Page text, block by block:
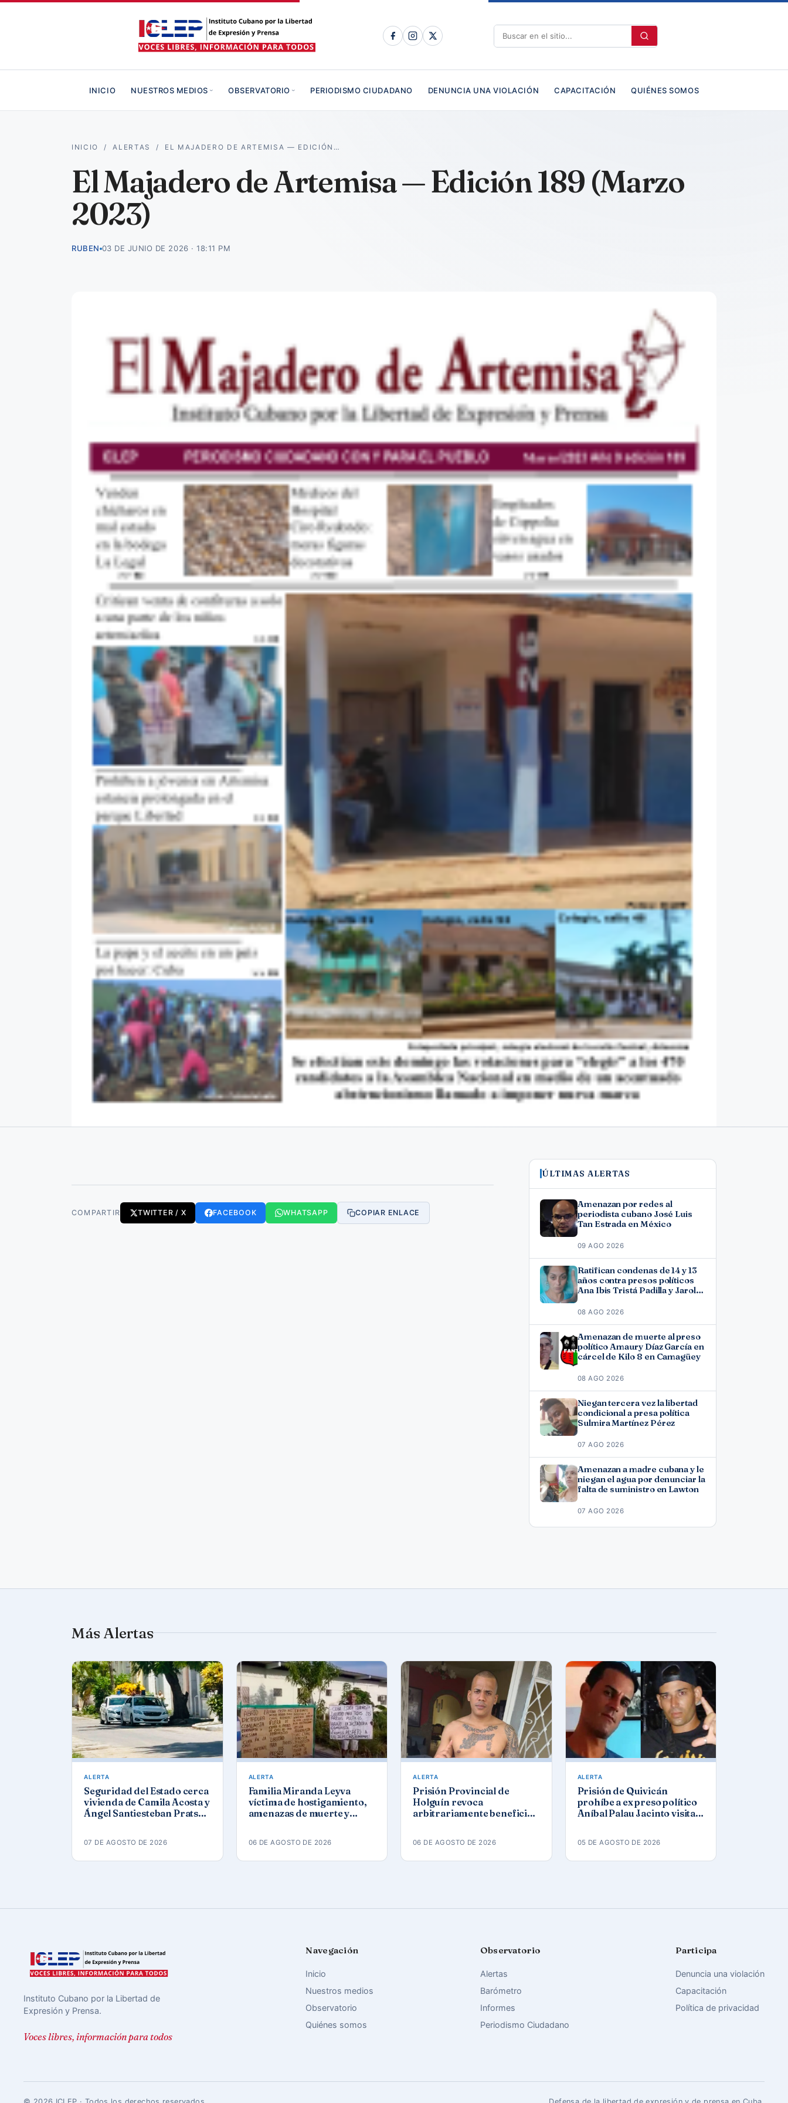
INICIO NUESTROS MEDIOS OBSERVATORIO PERIODISMO CIUDADANO DENUNCIA UNA VIOLACIÓN CAPACITACIÓN QUIÉNES SOMOS
INICIO /ALERTAS / EL MAJADERO DE ARTEMISA — EDICIÓN…
El Majadero de Artemisa — Edición 189 (Marzo
2023)
RUBEN 03 DE JUNIO DE 2026 · 18:11 PM
COMPARTIR TWITTER / X FACEBOOK WHATSAPP COPIAR ENLACE
ÚLTIMAS ALERTAS
Amenazan por redes al
periodista cubano José Luis
Tan Estrada en México
09 AGO 2026
Ratifican condenas de 14 y 13
años contra presos políticos
Ana Ibis Tristá Padilla y Jarol
08 AGO 2026
Amenazan de muerte al preso
político Amaury Díaz García en
cárcel de Kilo 8 en Camagüey
08 AGO 2026
Niegan tercera vez la libertad
condicional a presa política
Sulmira Martínez Pérez
07 AGO 2026
Amenazan a madre cubana y le
niegan el agua por denunciar la
falta de suministro en Lawton
07 AGO 2026
Más Alertas
ALERTA
Seguridad del Estado cerca
vivienda de Camila Acosta y
Ángel Santiesteban Prats
07 DE AGOSTO DE 2026
ALERTA
Familia Miranda Leyva
víctima de hostigamiento,
amenazas de muerte y
06 DE AGOSTO DE 2026
ALERTA
Prisión Provincial de
Holguín revoca
arbitrariamente beneficios
06 DE AGOSTO DE 2026
ALERTA
Prisión de Quivicán
prohíbe a ex preso político
Aníbal Palau Jacinto visitar
05 DE AGOSTO DE 2026
Instituto Cubano por la Libertad de
Expresión y Prensa.
Voces libres, información para todos
Navegación
Inicio
Nuestros medios
Observatorio
Quiénes somos
Observatorio
Alertas
Barómetro
Informes
Periodismo Ciudadano
Participa
Denuncia una violación
Capacitación
Política de privacidad